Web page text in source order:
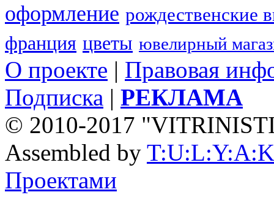
оформление рождественские
франция цветы ювелирный
О проекте | Правовая
Подписка | РЕКЛАМА
© 2010-2017
Assembled by
Проектами